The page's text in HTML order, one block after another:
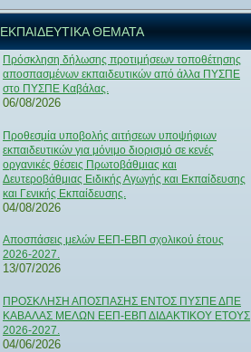
ΕΚΠΑΙΔΕΥΤΙΚΑ ΘΕΜΑΤΑ
Πρόσκληση δήλωσης προτιμήσεων τοποθέτησης
αποσπασμένων εκπαιδευτικών από άλλα ΠΥΣΠΕ
στο ΠΥΣΠΕ Καβάλας.
06/08/2026
Προθεσμία υποβολής αιτήσεων υποψήφιων
εκπαιδευτικών για μόνιμο διορισμό σε κενές
οργανικές θέσεις Πρωτοβάθμιας και
Δευτεροβάθμιας Ειδικής Αγωγής και Εκπαίδευσης
και Γενικής Εκπαίδευσης.
04/08/2026
Αποσπάσεις μελών ΕΕΠ-ΕΒΠ σχολικού έτους
2026-2027.
13/07/2026
ΠΡΟΣΚΛΗΣΗ ΑΠΟΣΠΑΣΗΣ ΕΝΤΟΣ ΠΥΣΠΕ ΔΠΕ
ΚΑΒΑΛΑΣ ΜΕΛΩΝ ΕΕΠ-ΕΒΠ ΔΙΔΑΚΤΙΚΟΥ ΕΤΟΥΣ
2026-2027.
04/06/2026